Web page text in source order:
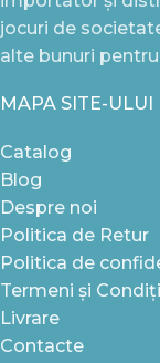
jocuri de
alte bunuri
MAPA SITE-ULUI
Catalog
Blog
Despre noi
Politica de Retur
Politica de
Termeni și
Livrare
Contacte